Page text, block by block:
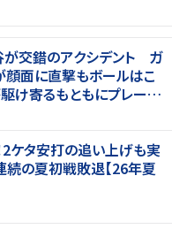
交錯のアクシデント ガ
面に直撃もボールはこ
け寄るもともにプレー続
ケタ安打の追い上げも実
続の夏初戦敗退【26年夏